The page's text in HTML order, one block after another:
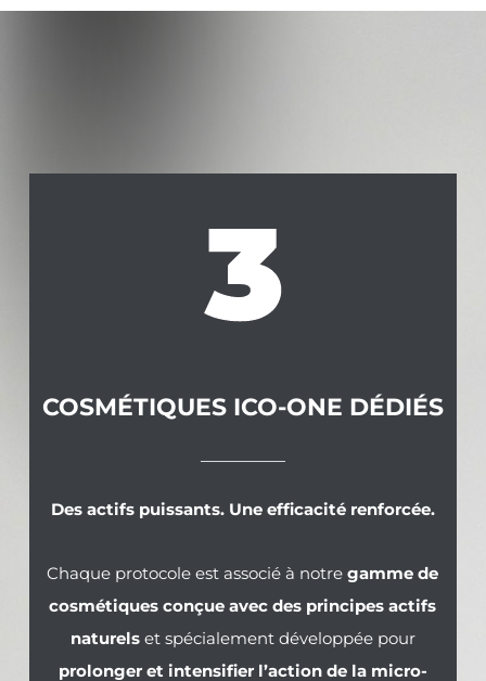
COSMÉTIQUES ICO-ONE DÉDIÉS
Des actifs puissants. Une efficacité renforcée.
Chaque protocole est associé à notregamme de
cosmétiques conçue avec des principes actifs
naturelset spécialement développée pour
prolonger et intensifier l’action de la micro-